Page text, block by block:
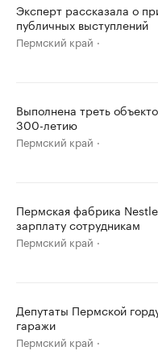
Эксперт рассказала о
публичных выступлений
Пермский край
Выполнена треть
300-летию
Пермский край
Пермская фабрика
зарплату сотрудникам
Пермский край
Депутаты Пермской
гаражи
Пермский край